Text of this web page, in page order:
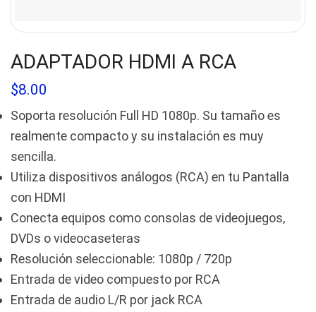
ADAPTADOR HDMI A RCA
$8.00
Soporta resolución Full HD 1080p. Su tamaño es
realmente compacto y su instalación es muy
sencilla.
Utiliza dispositivos análogos (RCA) en tu Pantalla
con HDMI
Conecta equipos como consolas de videojuegos,
DVDs o videocaseteras
Resolución seleccionable: 1080p / 720p
Entrada de video compuesto por RCA
Entrada de audio L/R por jack RCA